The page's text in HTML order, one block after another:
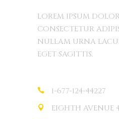
LOREM IPSUM
CONSECTETUR
NULLAM URNA
EGET SAGITTIS.
1-677-124-44227
EIGHTH AVENUE